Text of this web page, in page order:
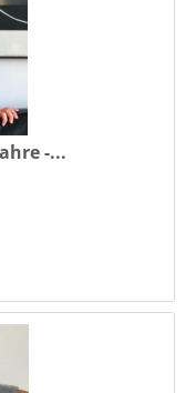
-...